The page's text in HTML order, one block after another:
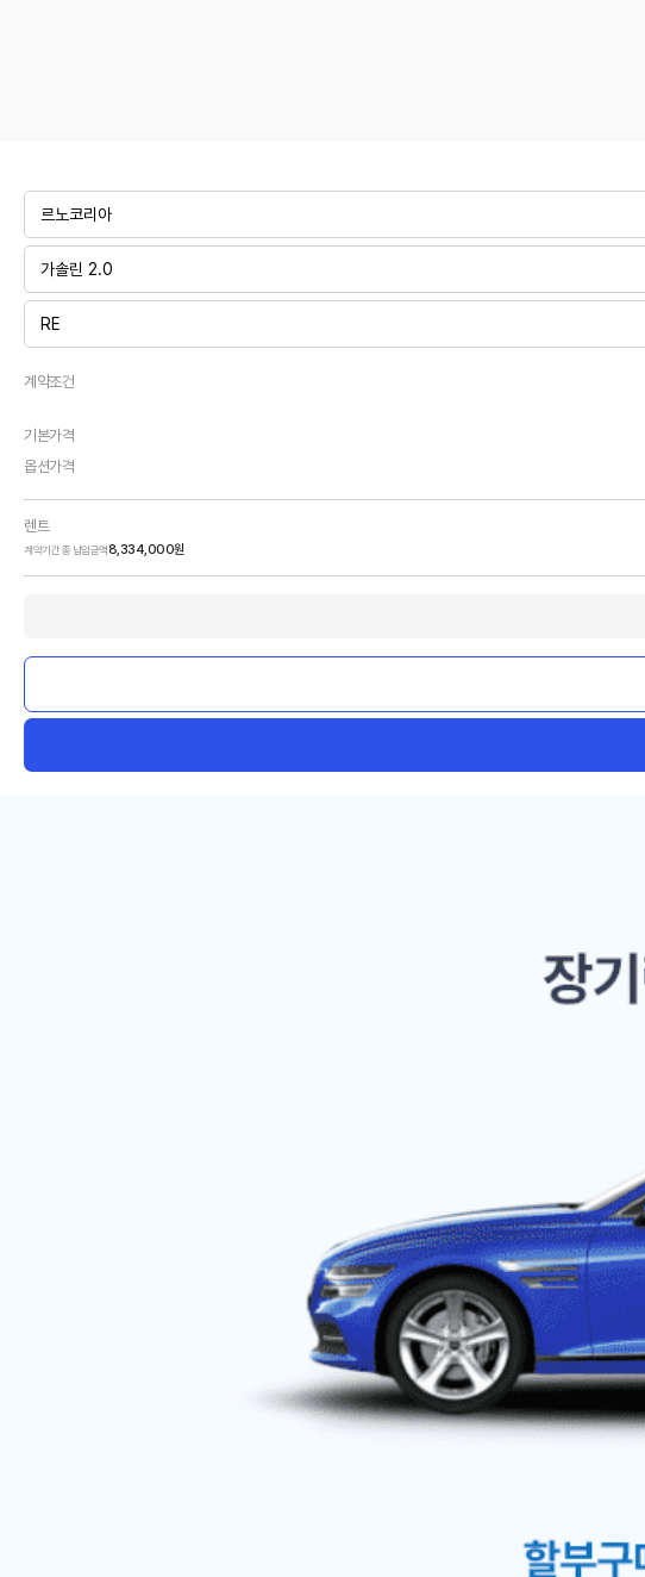
계약조건
기본가격
옵션가격
렌트
계약기간 총 납입금액8,334,000원